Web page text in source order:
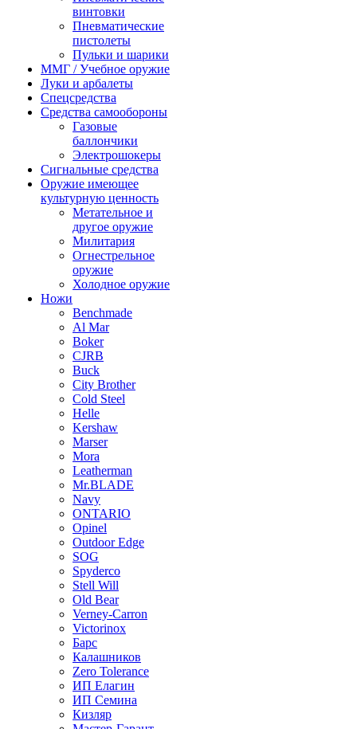
винтовки
Пневматические
пистолеты
Пульки и шарики
ММГ / Учебное оружие
Луки и арбалеты
Спецсредства
Средства самообороны
Газовые
баллончики
Электрошокеры
Сигнальные средства
Оружие имеющее
культурную ценность
Метательное и
другое оружие
Милитария
Огнестрельное
оружие
Холодное оружие
Ножи
Benchmade
Al Mar
Boker
CJRB
Buck
City Brother
Cold Steel
Helle
Kershaw
Marser
Mora
Leatherman
Mr.BLADE
Navy
ONTARIO
Opinel
Outdoor Edge
SOG
Spyderco
Stell Will
Old Bear
Verney-Carron
Victorinox
Барс
Калашников
Zero Tolerance
ИП Елагин
ИП Семина
Кизляр